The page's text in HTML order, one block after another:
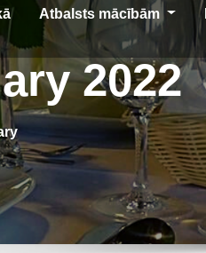
Atbalsts mācībām
2022